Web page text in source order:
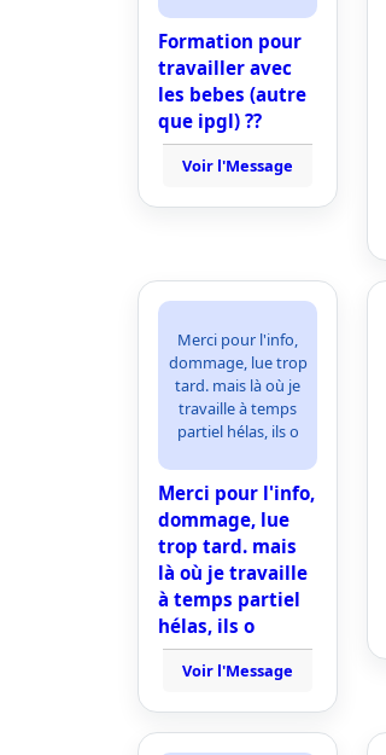
Formation pour
travailler avec
les bebes (autre
que ipgl) ??
Voir l'Message
Merci pour l'info,
dommage, lue trop
tard. mais là où je
travaille à temps
partiel hélas, ils o
Merci pour l'info,
dommage, lue
trop tard. mais
là où je travaille
à temps partiel
hélas, ils o
Voir l'Message